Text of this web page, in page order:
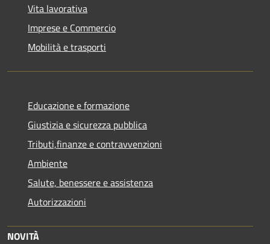
Vita lavorativa
Imprese e Commercio
Mobilità e trasporti
Educazione e formazione
Giustizia e sicurezza pubblica
Tributi,finanze e contravvenzioni
Ambiente
Salute, benessere e assistenza
Autorizzazioni
NOVITÀ